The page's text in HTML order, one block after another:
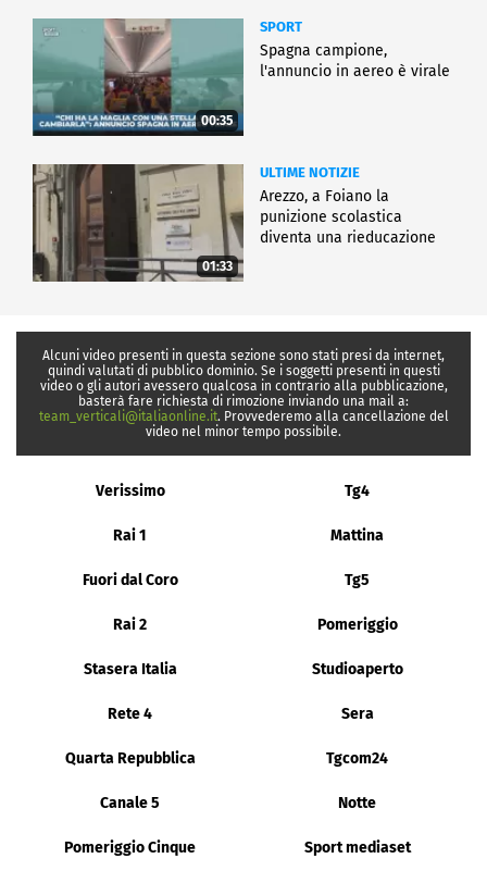
00:35
SPORT
Spagna campione,
l'annuncio in aereo è virale
01:33
ULTIME NOTIZIE
Arezzo, a Foiano la
punizione scolastica
diventa una rieducazione
Alcuni video presenti in questa sezione sono stati presi da internet,
quindi valutati di pubblico dominio. Se i soggetti presenti in questi
video o gli autori avessero qualcosa in contrario alla pubblicazione,
basterà fare richiesta di rimozione inviando una mail a:
team_verticali@italiaonline.it. Provvederemo alla cancellazione del
video nel minor tempo possibile.
Verissimo Tg4
Rai 1 Mattina
Fuori dal Coro Tg5
Rai 2 Pomeriggio
Stasera Italia Studioaperto
Rete 4 Sera
Quarta Repubblica Tgcom24
Canale 5 Notte
Pomeriggio Cinque Sport mediaset